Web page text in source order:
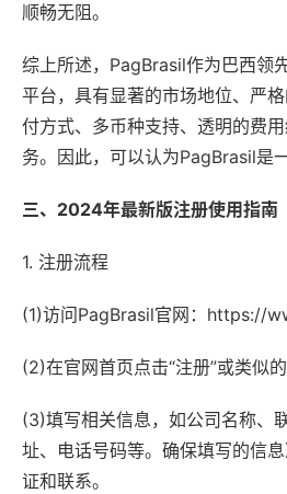
顺畅无阻。
综上所述，PagBrasil作为巴西领
平台，具有显著的市场地位、严
付方式、多币种支持、透明的费
务。因此，可以认为PagBrasil是
三、2024年最新版注册使用指南
1. 注册流程
(1)访问PagBrasil官网：https://
(2)在官网首页点击“注册”或类似
(3)填写相关信息，如公司名称、
址、电话号码等。确保填写的信
证和联系。